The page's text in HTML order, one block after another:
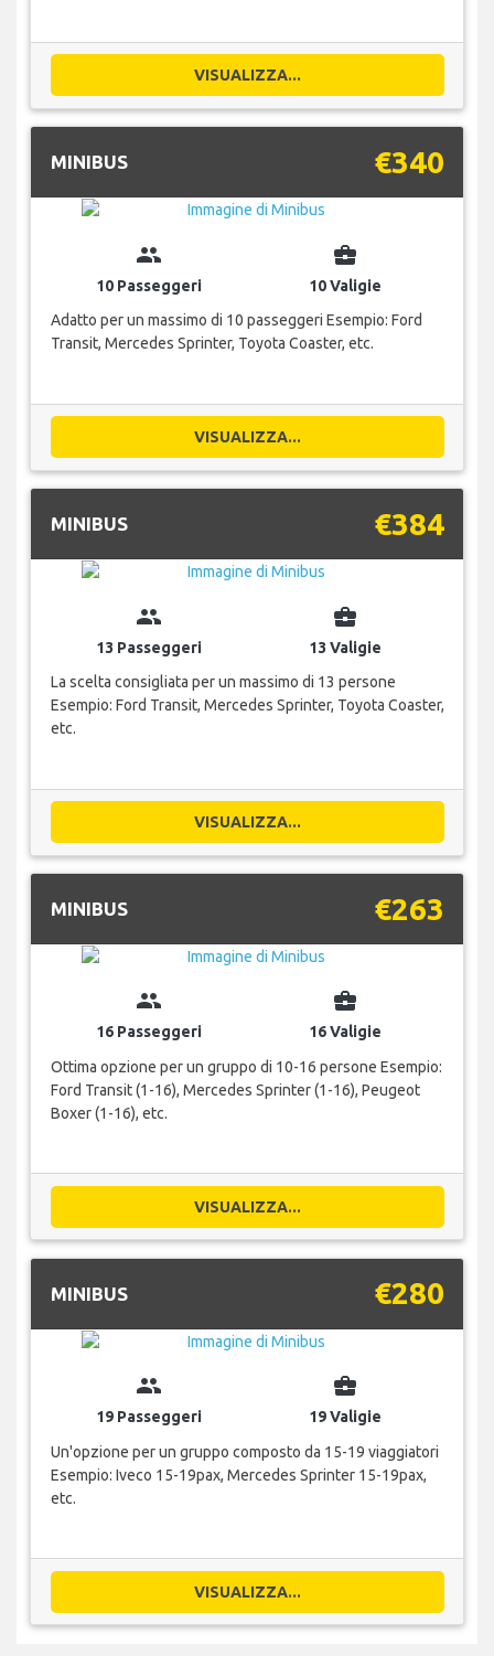
VISUALIZZA...
MINIBUS €340
group
10 Passeggeri
business_center
10 Valigie
Adatto per un massimo di 10 passeggeri Esempio: Ford
Transit, Mercedes Sprinter, Toyota Coaster, etc.
VISUALIZZA...
MINIBUS €384
group
13 Passeggeri
business_center
13 Valigie
La scelta consigliata per un massimo di 13 persone
Esempio: Ford Transit, Mercedes Sprinter, Toyota Coaster,
etc.
VISUALIZZA...
MINIBUS €263
group
16 Passeggeri
business_center
16 Valigie
Ottima opzione per un gruppo di 10-16 persone Esempio:
Ford Transit (1-16), Mercedes Sprinter (1-16), Peugeot
Boxer (1-16), etc.
VISUALIZZA...
MINIBUS €280
group
19 Passeggeri
business_center
19 Valigie
Un'opzione per un gruppo composto da 15-19 viaggiatori
Esempio: Iveco 15-19pax, Mercedes Sprinter 15-19pax,
etc.
VISUALIZZA...